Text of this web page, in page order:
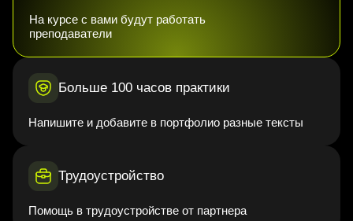
На курсе с вами будут работать
преподаватели
Больше 100 часов практики
Напишите и добавите в портфолио разные тексты
Трудоустройство
Помощь в трудоустройстве от партнера